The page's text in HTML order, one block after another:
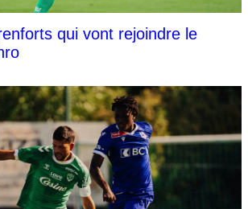
qui vont rejoindre le